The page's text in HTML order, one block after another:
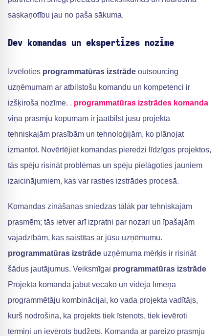
saskaņotību jau no paša sākuma.
Dev komandas un ekspertīzes nozīme
Izvēloties programmatūras izstrāde outsourcing
uzņēmumam ar atbilstošu komandu un kompetenci ir
izšķiroša nozīme. . programmatūras izstrādes komanda
viņa prasmju kopumam ir jāatbilst jūsu projekta
tehniskajām prasībām un tehnoloģijām, ko plānojat
izmantot. Novērtējiet komandas pieredzi līdzīgos projektos,
tās spēju risināt problēmas un spēju pielāgoties jauniem
izaicinājumiem, kas var rasties izstrādes procesā.
Komandas zināšanas sniedzas tālāk par tehniskajām
prasmēm; tās ietver arī izpratni par nozari un īpašajām
vajadzībām, kas saistītas ar jūsu uzņēmumu.
programmatūras izstrāde uzņēmuma mērķis ir risināt
šādus jautājumus. Veiksmīgai programmatūras izstrāde
Projekta komandā jābūt vecāko un vidējā līmeņa
programmētāju kombinācijai, ko vada projekta vadītājs,
kurš nodrošina, ka projekts tiek īstenots, tiek ievēroti
termiņi un ievērots budžets. Komanda ar pareizo prasmju